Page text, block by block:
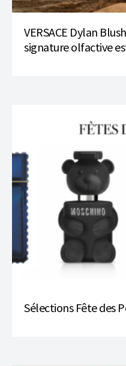
VERSACE Dylan
signature olfactive
Sélections Fête des